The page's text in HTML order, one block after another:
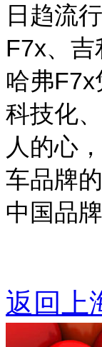
日趋流
F7x、
哈弗
科技化
人的心
车品牌
中国品
返回上